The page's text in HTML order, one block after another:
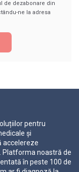
de dezabonare din
ne la adresa
pentru
și
accelereze
Platforma noastră de
în peste 100 de